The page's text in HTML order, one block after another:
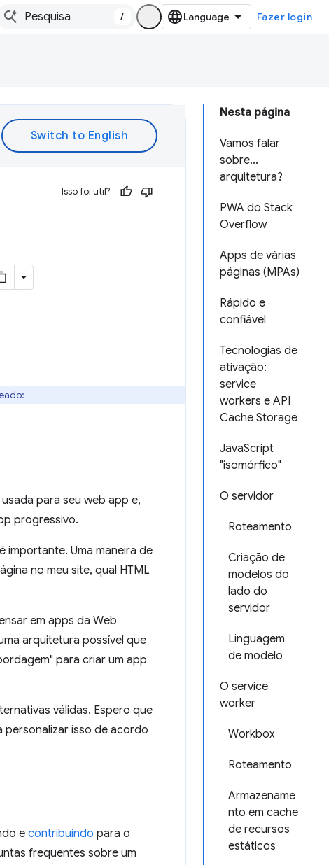
/ Fazer login
Nesta página
Vamos falar
sobre...
arquitetura?
PWA do Stack
Overflow
Apps de várias
páginas (MPAs)
Rápido e
confiável
Tecnologias de
ativação:
service
workers e API
Cache Storage
JavaScript
"isomórfico"
O servidor
Roteamento
Criação de
modelos do
lado do
servidor
Linguagem
de modelo
O service
worker
Workbox
Roteamento
Armazename
nto em cache
de recursos
estáticos
Isso foi útil?
para seu web app e,
progressivo.
importante. Uma maneira de
no meu site, qual HTML
em apps da Web
arquitetura possível que
para criar um app
válidas. Espero que
personalizar isso de acordo
econtribuindo para o
frequentes sobre um